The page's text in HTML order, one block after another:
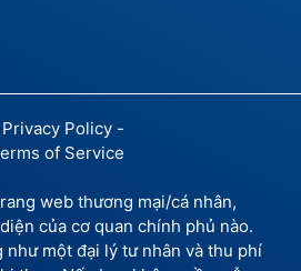
Privacy Policy -
of Service
web thương mại/cá nhân,
của cơ quan chính phủ nào.
như một đại lý tư nhân và thu phí